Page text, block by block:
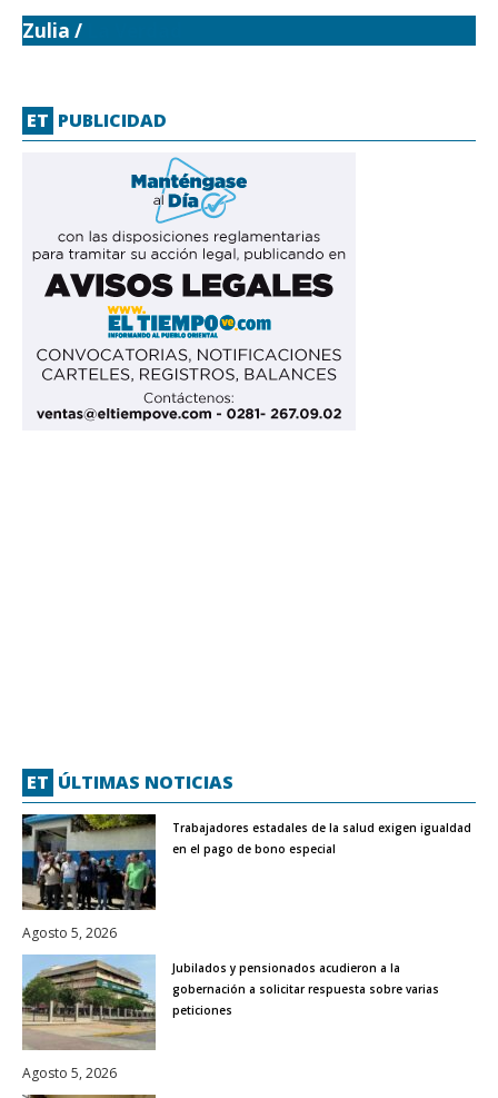
Zulia /
ET PUBLICIDAD
ET ÚLTIMAS NOTICIAS
Trabajadores estadales de la salud exigen igualdad
en el pago de bono especial
Agosto 5, 2026
Jubilados y pensionados acudieron a la
gobernación a solicitar respuesta sobre varias
peticiones
Agosto 5, 2026